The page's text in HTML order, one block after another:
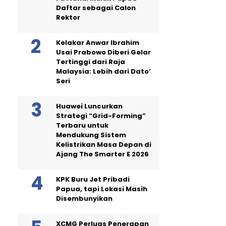
Daftar sebagai Calon
Rektor
Kelakar Anwar Ibrahim
Usai Prabowo Diberi Gelar
Tertinggi dari Raja
Malaysia: Lebih dari Dato’
Seri
Huawei Luncurkan
Strategi “Grid-Forming”
Terbaru untuk
Mendukung Sistem
Kelistrikan Masa Depan di
Ajang The Smarter E 2026
KPK Buru Jet Pribadi
Papua, tapi Lokasi Masih
Disembunyikan
XCMG Perluas Penerapan